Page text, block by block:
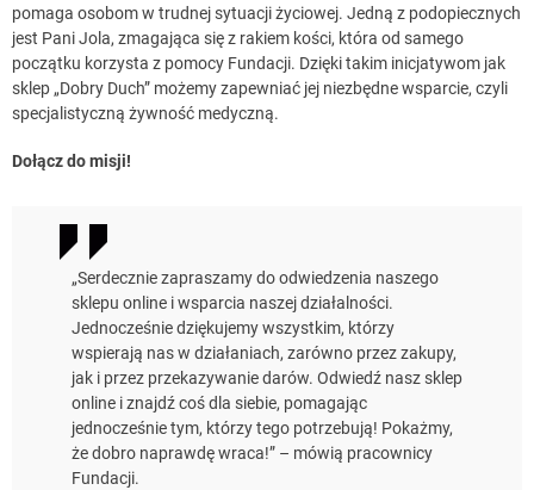
pomaga osobom w trudnej sytuacji życiowej. Jedną z podopiecznych
jest Pani Jola, zmagająca się z rakiem kości, która od samego
początku korzysta z pomocy Fundacji. Dzięki takim inicjatywom jak
sklep „Dobry Duch” możemy zapewniać jej niezbędne wsparcie, czyli
specjalistyczną żywność medyczną.
Dołącz do misji!
„Serdecznie zapraszamy do odwiedzenia naszego
sklepu online i wsparcia naszej działalności.
Jednocześnie dziękujemy wszystkim, którzy
wspierają nas w działaniach, zarówno przez zakupy,
jak i przez przekazywanie darów. Odwiedź nasz sklep
online i znajdź coś dla siebie, pomagając
jednocześnie tym, którzy tego potrzebują! Pokażmy,
że dobro naprawdę wraca!” – mówią pracownicy
Fundacji.